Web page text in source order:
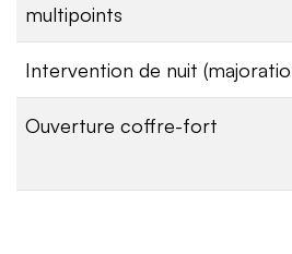
multipoints
Intervention de nuit
Ouverture coffre-fort